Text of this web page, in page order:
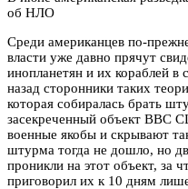
об НЛО
Среди американцев по-
власти уже давно прячут
инопланетян и их кораблей в
назад сторонники таких
которая собиралась брать
засекреченный объект ВВС
военные якобы и скрывают
штурма тогда не дошло, но
проникли на этот объект, за
приговорил их к 10 дням